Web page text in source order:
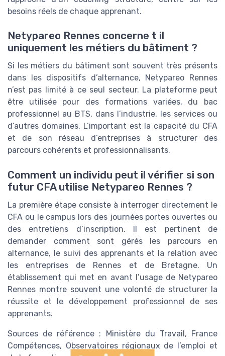
besoins réels de chaque apprenant.
Netypareo Rennes concerne t il
uniquement les métiers du bâtiment ?
Si les métiers du bâtiment sont souvent très présents
dans les dispositifs d’alternance, Netypareo Rennes
n’est pas limité à ce seul secteur. La plateforme peut
être utilisée pour des formations variées, du bac
professionnel au BTS, dans l’industrie, les services ou
d’autres domaines. L’important est la capacité du CFA
et de son réseau d’entreprises à structurer des
parcours cohérents et professionnalisants.
Comment un individu peut il vérifier si son
futur CFA utilise Netypareo Rennes ?
La première étape consiste à interroger directement le
CFA ou le campus lors des journées portes ouvertes ou
des entretiens d’inscription. Il est pertinent de
demander comment sont gérés les parcours en
alternance, le suivi des apprenants et la relation avec
les entreprises de Rennes et de Bretagne. Un
établissement qui met en avant l’usage de Netypareo
Rennes montre souvent une volonté de structurer la
réussite et le développement professionnel de ses
apprenants.
Sources de référence : Ministère du Travail, France
Compétences, Observatoires régionaux de l’emploi et